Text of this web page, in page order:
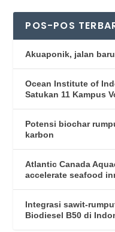
POS-POS
Akuaponik, jalan
Ocean Institute of
Satukan 11 Kampus
Potensi biochar
karbon
Atlantic Canada
accelerate seafood
Integrasi sawit-
Biodiesel B50 di